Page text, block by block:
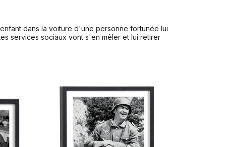
dans la voiture d'une personne fortunée lui
services sociaux vont s'en mêler et lui retirer